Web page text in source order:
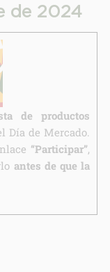
de 2024
de productos
Día de Mercado.
“Participar”,
antes de que la